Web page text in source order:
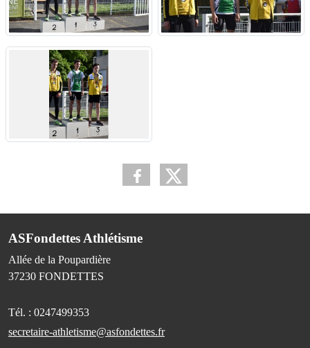
ASFondettes Athlétisme
Allée de la Poupardière
37230 FONDETTES
Tél. : 0247499353
secretaire-athletisme@asfondettes.fr